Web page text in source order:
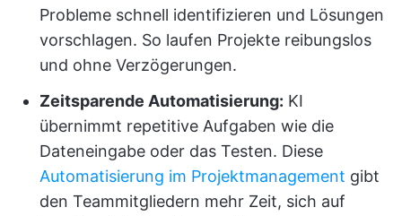
Probleme schnell identifizieren und Lösungen
vorschlagen. So laufen Projekte reibungslos
und ohne Verzögerungen.
Zeitsparende Automatisierung: KI
übernimmt repetitive Aufgaben wie die
Dateneingabe oder das Testen. Diese
Automatisierung im Projektmanagement gibt
den Teammitgliedern mehr Zeit, sich auf